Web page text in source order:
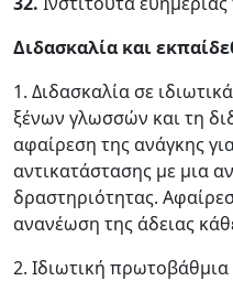
Διδασκαλία και
1. Διδασκαλία σε
ξένων γλωσσών και τη
αφαίρεση της ανάγκης
αντικατάστασης με μια
δραστηριότητας.
ανανέωση της άδειας
2. Ιδιωτική